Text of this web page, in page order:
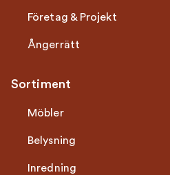
Företag & Projekt
Ångerrätt
Sortiment
Möbler
Belysning
Inredning